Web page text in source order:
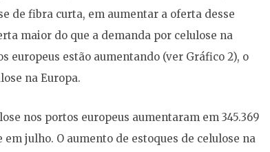
de fibra curta, em aumentar a oferta desse
maior do que a demanda por celulose na
europeus estão aumentando (ver Gráfico 2), o
na Europa.
nos portos europeus aumentaram em 345.369
julho. O aumento de estoques de celulose na